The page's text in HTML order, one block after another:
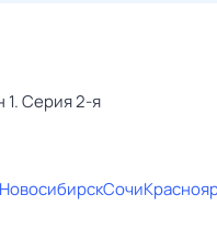
1. Серия 2-я
НовосибирскСочи